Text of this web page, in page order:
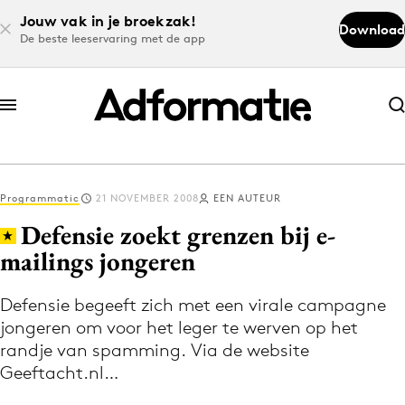
Jouw vak in je broekzak!
De beste leeservaring met de app
Download
Abonneer nu
Abonneer nu
Log in
Volg het laatste nieuws via de Adformatie
Nieuws app
Programmatic 21 NOVEMBER 2008 EEN AUTEUR
Defensie zoekt grenzen bij e-
mailings jongeren
Defensie begeeft zich met een virale campagne
jongeren om voor het leger te werven op het
randje van spamming. Via de website
Geeftacht.nl…